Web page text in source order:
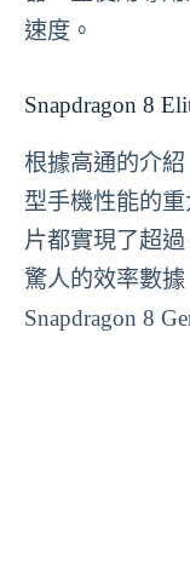
速度。
Snapdragon 8
根據高通的介紹
型手機性能的
片都實現了超
驚人的效率數
Snapdragon 8